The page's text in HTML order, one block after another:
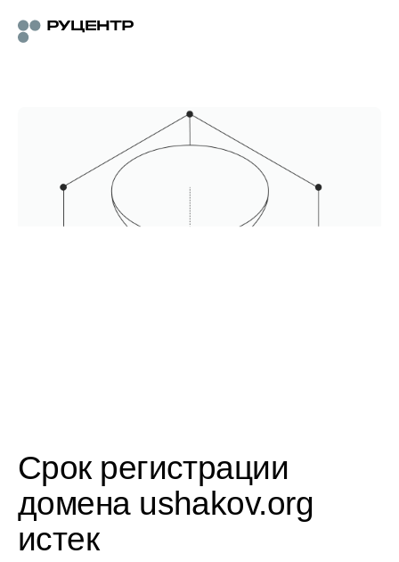
Срок регистрации
домена ushakov.org
истек